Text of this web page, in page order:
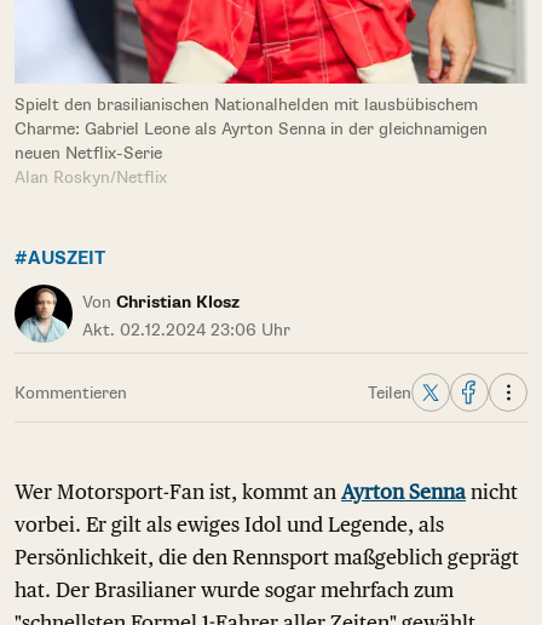
Spielt den brasilianischen Nationalhelden mit lausbübischem
Charme: Gabriel Leone als Ayrton Senna in der gleichnamigen
neuen Netflix-Serie
Alan Roskyn/Netflix
#AUSZEIT
Von Christian Klosz
Akt. 02.12.2024 23:06 Uhr
Kommentieren Teilen
Wer Motorsport-Fan ist, kommt an Ayrton Senna nicht
vorbei. Er gilt als ewiges Idol und Legende, als
Persönlichkeit, die den Rennsport maßgeblich geprägt
hat. Der Brasilianer wurde sogar mehrfach zum